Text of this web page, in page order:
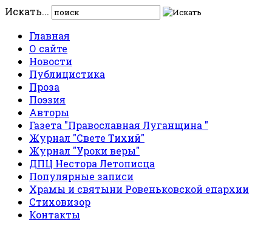
Искать...
Главная
О сайте
Новости
Публицистика
Проза
Поэзия
Авторы
Газета "Православная Луганщина "
Журнал "Свете Тихий"
Журнал "Уроки веры"
ДПЦ Нестора Летописца
Популярные записи
Храмы и святыни Ровеньковской епархии
Стиховизор
Контакты